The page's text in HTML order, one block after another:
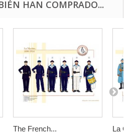
HAN COMPRADO...
The French... La